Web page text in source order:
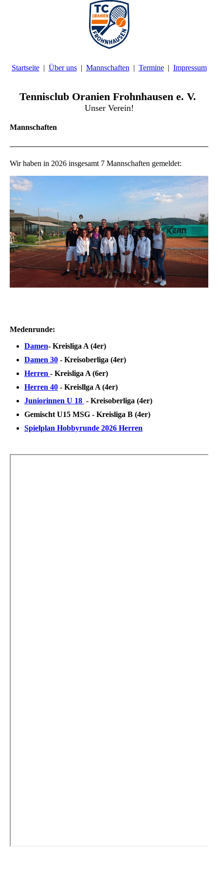
Startseite Über uns Mannschaften Termine Impressum
Tennisclub Oranien Frohnhausen e. V.
Unser Verein!
Mannschaften
Wir haben in 2026 insgesamt 7 Mannschaften gemeldet:
Medenrunde:
Damen- Kreisliga A (4er)
Damen 30 - Kreisoberliga (4er)
Herren - Kreisliga A (6er)
Herren 40 - Kreisllga A (4er)
Juniorinnen U 18 - Kreisoberliga (4er)
Gemischt U15 MSG - Kreisliga B (4er)
Spielplan Hobbyrunde 2026 Herren